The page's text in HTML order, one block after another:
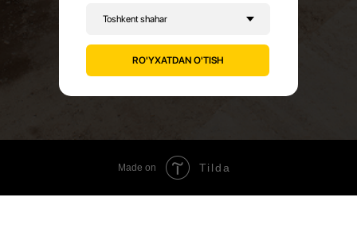
RO'YXATDAN O'TISH
Made on Tilda